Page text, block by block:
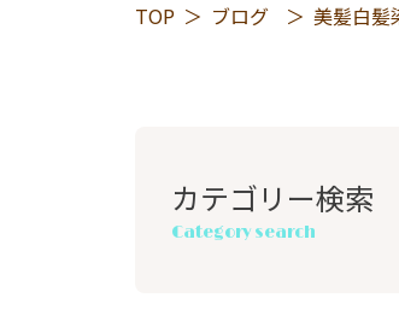
TOP ＞ ブログ ＞ 美髪白髪
カテゴリー検索
Category search